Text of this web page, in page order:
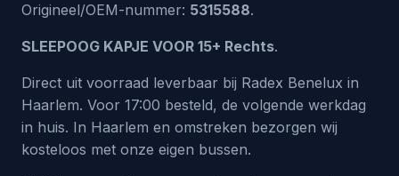
Origineel/OEM-nummer: 5315588.
SLEEPOOG KAPJE VOOR 15+ Rechts.
Direct uit voorraad leverbaar bij Radex Benelux in
Haarlem. Voor 17:00 besteld, de volgende werkdag
in huis. In Haarlem en omstreken bezorgen wij
kosteloos met onze eigen bussen.